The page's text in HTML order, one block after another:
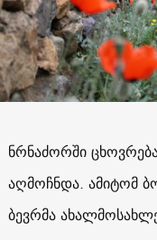
ნრნაძორში
აღმოჩნდა. ამიტომ
ბევრმა